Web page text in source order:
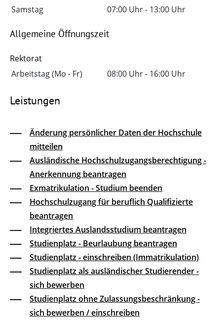
Samstag
07:00 Uhr- 13:00 Uhr
Allgemeine Öffnungszeit
Rektorat
Arbeitstag (Mo - Fr)
08:00 Uhr- 16:00 Uhr
Leistungen
Änderung persönlicher Daten der Hochschule
mitteilen
Ausländische Hochschulzugangsberechtigung -
Anerkennung beantragen
Exmatrikulation - Studium beenden
Hochschulzugang für beruflich Qualifizierte
beantragen
Integriertes Auslandsstudium beantragen
Studienplatz - Beurlaubung beantragen
Studienplatz - einschreiben (Immatrikulation)
Studienplatz als ausländischer Studierender -
sich bewerben
Studienplatz ohne Zulassungsbeschränkung -
sich bewerben / einschreiben